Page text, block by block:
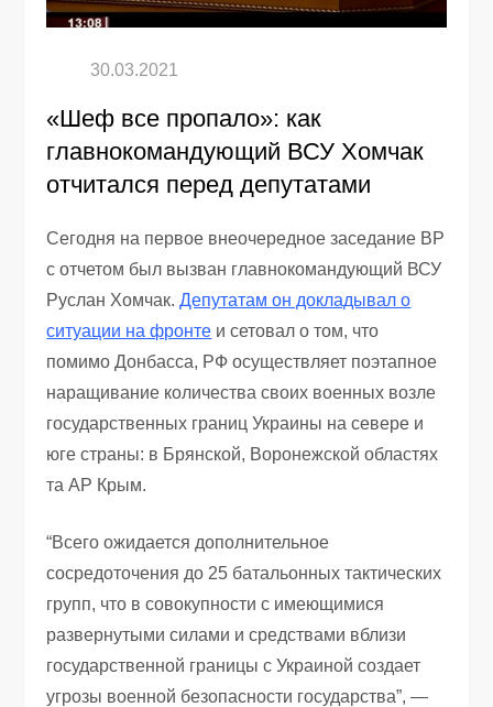
«Шеф все пропало»: как
главнокомандующий ВСУ Хомчак
отчитался перед депутатами
Сегодня на первое внеочередное заседание ВР
с отчетом был вызван главнокомандующий ВСУ
Руслан Хомчак.Депутатам он докладывал о
ситуации на фронте и сетовал о том, что
помимо Донбасса, РФ осуществляет поэтапное
наращивание количества своих военных возле
государственных границ Украины на севере и
юге страны: в Брянской, Воронежской областях
та АР Крым.
“Всего ожидается дополнительное
сосредоточения до 25 батальонных тактических
групп, что в совокупности с имеющимися
развернутыми силами и средствами вблизи
государственной границы с Украиной создает
угрозы военной безопасности государства”, —